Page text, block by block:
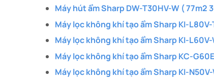
Máy hút ẩm Sharp DW-T30HV-W ( 77m2
Máy lọc không khí tạo ẩm Sharp KI-L80V-
Máy lọc không khí tạo ẩm Sharp KI-L60V-
Máy lọc không khí tạo ẩm Sharp KC-
Máy lọc không khí tạo ẩm Sharp KI-